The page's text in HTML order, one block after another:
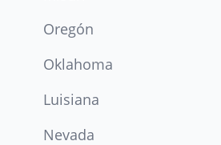
Oregón
Oklahoma
Luisiana
Nevada